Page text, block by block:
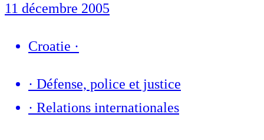
11 décembre 2005
Croatie ·
· Défense, police et justice
· Relations internationales